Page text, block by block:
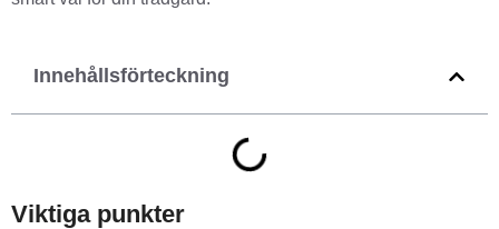
Innehållsförteckning
Viktiga punkter